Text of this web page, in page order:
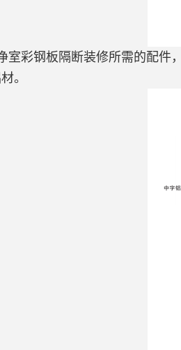
室彩钢板隔断装修所需的配件
。